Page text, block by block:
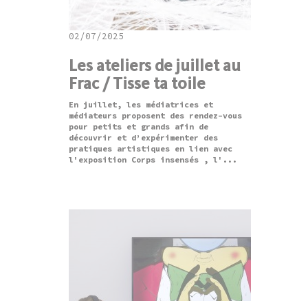
02/07/2025
Les ateliers de juillet au
Frac / Tisse ta toile
En juillet, les médiatrices et
médiateurs proposent des rendez-vous
pour petits et grands afin de
découvrir et d’expérimenter des
pratiques artistiques en lien avec
l'exposition Corps insensés , l'...